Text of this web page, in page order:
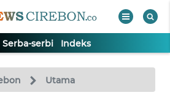
Serba-serbi Indeks
Utama